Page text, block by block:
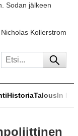
Sodan jälkeen
Nicholas Kollerstrom
HistoriaTalousIn